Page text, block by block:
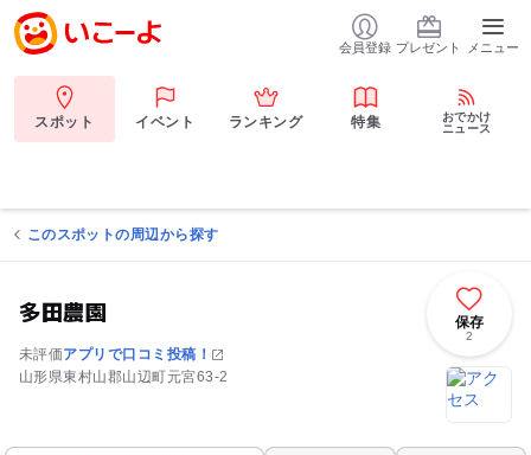
会員登録 プレゼント メニュー
スポット イベント ランキング 特集
おでかけ
ニュース
このスポットの周辺から探す
多田農園
未評価アプリで口コミ投稿！
山形県東村山郡山辺町元宮63-2
保存
2